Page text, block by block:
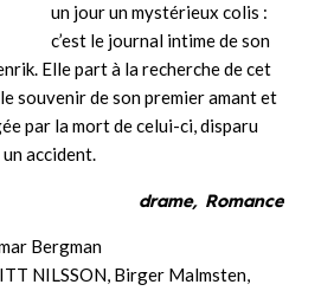
un jour un mystérieux colis :
c’est le journal intime de son
Elle part à la recherche de cet
souvenir de son premier amant et
par la mort de celui-ci, disparu
accident.
drame, Romance
Bergman
NILSSON, Birger Malmsten,